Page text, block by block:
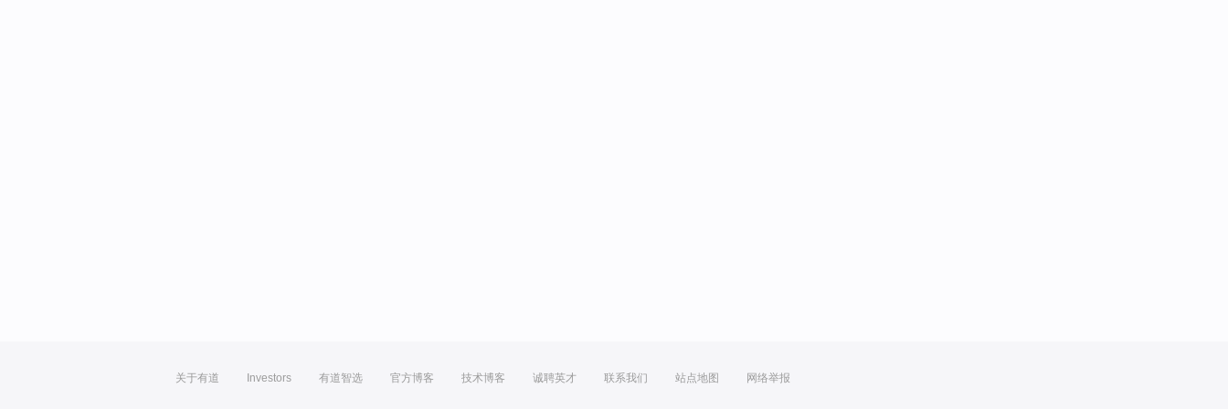
关于有道 Investors 有道智选 官方博客 技术博客 诚聘英才 联系我们 站点地图 网络举报